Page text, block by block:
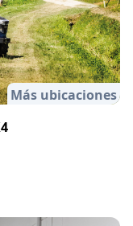
Más ubicaciones